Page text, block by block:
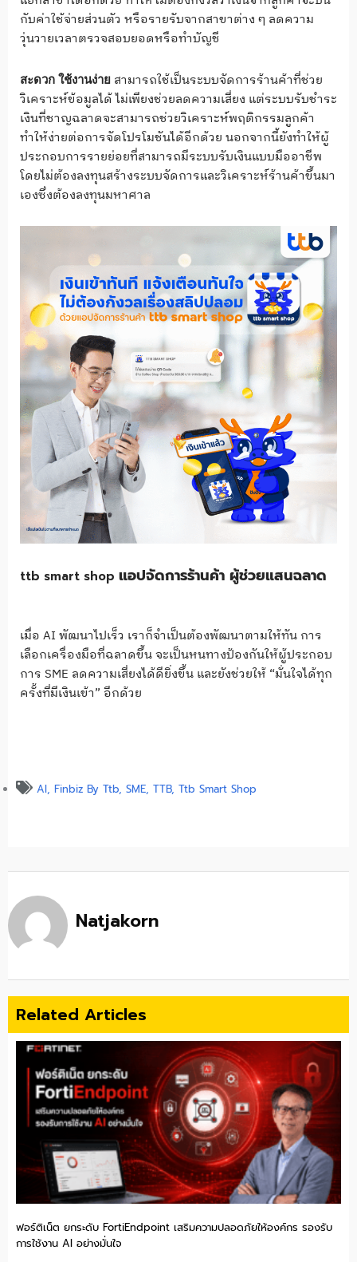
กับค่าใช้จ่ายส่วนตัว หรือรายรับจากสาขาต่าง ๆ ลดความ
วุ่นวายเวลาตรวจสอบยอดหรือทำบัญชี
สะดวก ใช้งานง่าย สามารถใช้เป็นระบบจัดการร้านค้าที่ช่วย
วิเคราะห์ข้อมูลได้ ไม่เพียงช่วยลดความเสี่ยง แต่ระบบรับชำระ
เงินที่ชาญฉลาดจะสามารถช่วยวิเคราะห์พฤติกรรมลูกค้า
ทำให้ง่ายต่อการจัดโปรโมชันได้อีกด้วย นอกจากนี้ยังทำให้ผู้
ประกอบการรายย่อยที่สามารถมีระบบรับเงินแบบมืออาชีพ
โดยไม่ต้องลงทุนสร้างระบบจัดการและวิเคราะห์ร้านค้าขึ้นมา
เองซึ่งต้องลงทุนมหาศาล
ttb smart shop แอปจัดการร้านค้า ผู้ช่วยแสนฉลาด
เมื่อ AI พัฒนาไปเร็ว เราก็จำเป็นต้องพัฒนาตามให้ทัน การ
เลือกเครื่องมือที่ฉลาดขึ้น จะเป็นหนทางป้องกันให้ผู้ประกอบ
การ SME ลดความเสี่ยงได้ดียิ่งขึ้น และยังช่วยให้ “มั่นใจได้ทุก
ครั้งที่มีเงินเข้า” อีกด้วย
AI, Finbiz By Ttb, SME, TTB, Ttb Smart Shop
Natjakorn
Related Articles
ฟอร์ติเน็ต ยกระดับ FortiEndpoint เสริมความปลอดภัยให้องค์กร รองรับ
การใช้งาน AI อย่างมั่นใจ